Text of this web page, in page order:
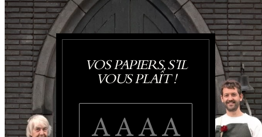
VOS PAPIERS, S’IL
VOUS PLAÎT !